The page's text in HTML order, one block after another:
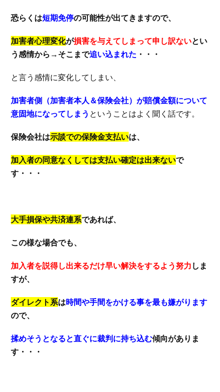
恐らくは短期免停の可能性が出てきますので、
加害者心理変化が損害を与えてしまって申し訳ないとい
う感情から→そこまで追い込まれた ・・・
と言う感情に変化してしまい、
加害者側（加害者本人＆保険会社）が賠償金額について
意固地になってしまう ということはよく聞く話です。
保険会社は示談での保険金支払いは、
加入者の同意なくしては支払い確定は出来ないで
す・・・
大手損保や共済連系であれば、
この様な場合でも、
加入者を説得し出来るだけ早い解決をするよう努力 しま
すが、
ダイレクト系は時間や手間をかける事を最も嫌がります
ので、
揉めそうとなると直ぐに裁判に持ち込む傾向がありま
す・・・